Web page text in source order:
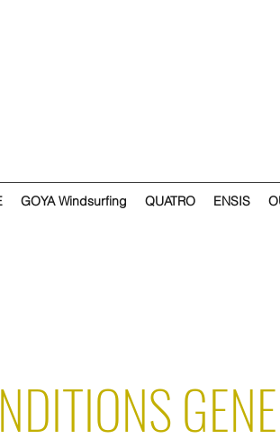
GOYA Windsurfing QUATRO ENSIS